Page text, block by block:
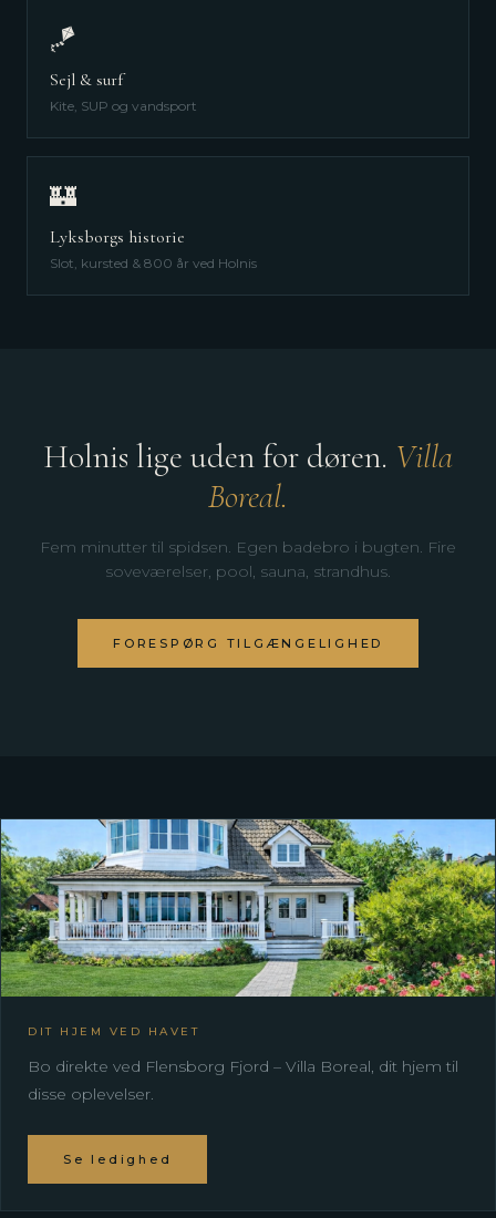
🪁
Sejl & surf
Kite, SUP og vandsport
🏰
Lyksborgs historie
Slot, kursted & 800 år ved Holnis
Holnis lige uden for døren. Villa
Boreal.
Fem minutter til spidsen. Egen badebro i bugten. Fire
soveværelser, pool, sauna, strandhus.
FORESPØRG TILGÆNGELIGHED
DIT HJEM VED HAVET
Bo direkte ved Flensborg Fjord – Villa Boreal, dit hjem til
disse oplevelser.
Se ledighed